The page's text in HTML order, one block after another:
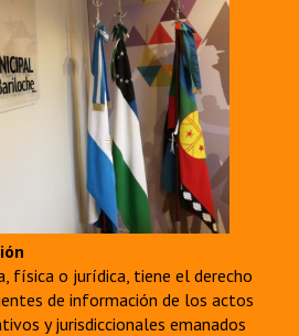
física o jurídica, tiene el derecho
de información de los actos
y jurisdiccionales emanados